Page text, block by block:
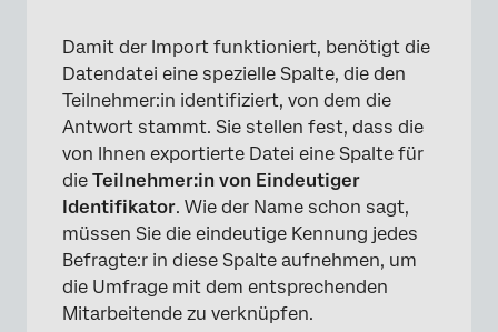
Damit der Import funktioniert, benötigt die
Datendatei eine spezielle Spalte, die den
Teilnehmer:in identifiziert, von dem die
Antwort stammt. Sie stellen fest, dass die
von Ihnen exportierte Datei eine Spalte für
die Teilnehmer:in von Eindeutiger
Identifikator. Wie der Name schon sagt,
müssen Sie die eindeutige Kennung jedes
Befragte:r in diese Spalte aufnehmen, um
die Umfrage mit dem entsprechenden
Mitarbeitende zu verknüpfen.